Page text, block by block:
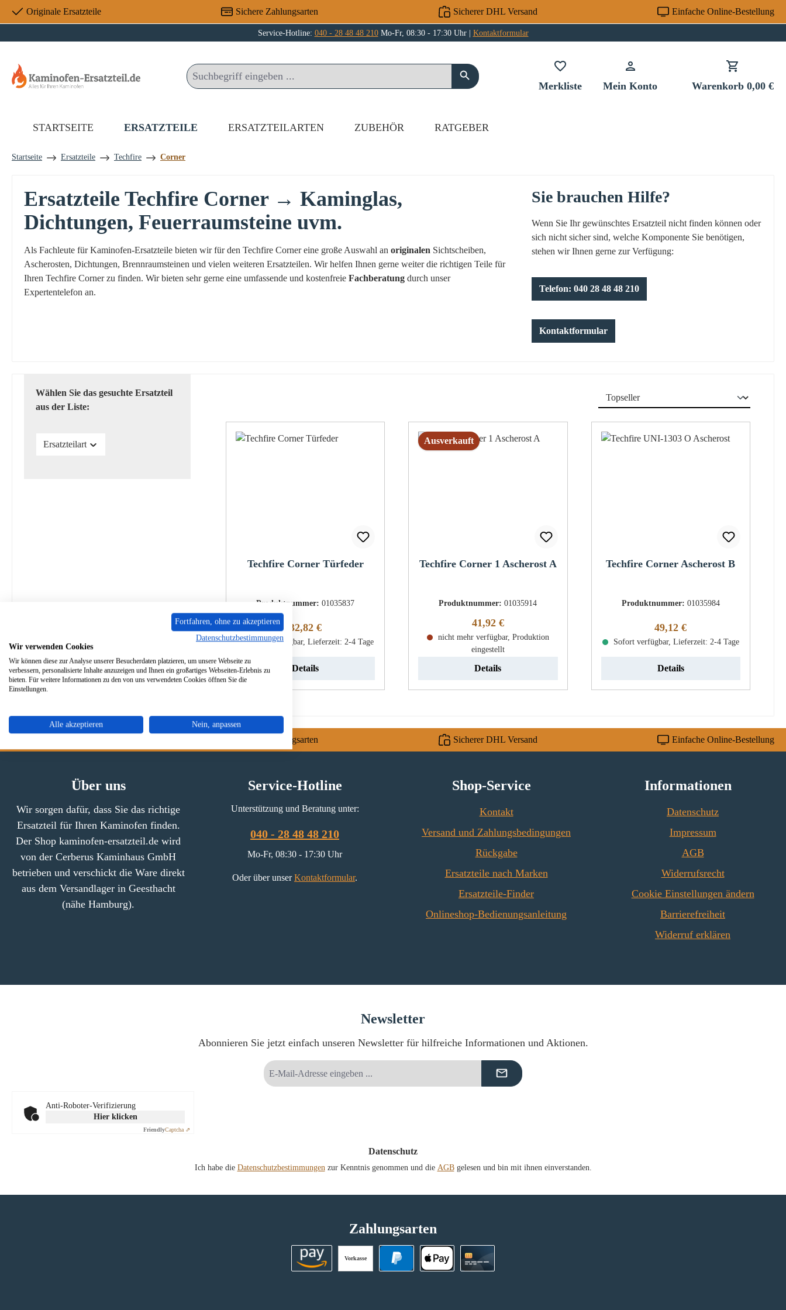
Hauptinhalt springen
Zur Suche springen
Zur Hauptnavigation springen
Originale Ersatzteile Sichere Zahlungsarten Sicherer DHL Versand Einfache Online-Bestellung
Service-Hotline: 040 - 28 48 48 210Mo-Fr, 08:30 - 17:30 Uhr | Kontaktformular
MerklisteDu hast 0 Produkte auf dem Merkzettel
Mein Konto Warenkorb 0,00 €
STARTSEITE ERSATZTEILE ERSATZTEILARTEN ZUBEHÖR RATGEBER
Startseite Ersatzteile Techfire Corner
Ersatzteile Techfire Corner → Kaminglas,
Dichtungen, Feuerraumsteine uvm.
Als Fachleute für Kaminofen-Ersatzteile bieten wir für den Techfire Corner eine große Auswahl an originalen Sichtscheiben,
Ascherosten, Dichtungen, Brennraumsteinen und vielen weiteren Ersatzteilen. Wir helfen Ihnen gerne weiter die richtigen Teile für
Ihren Techfire Corner zu finden. Wir bieten sehr gerne eine umfassende und kostenfreie Fachberatung durch unser
Expertentelefon an.
Sie brauchen Hilfe?
Wenn Sie Ihr gewünschtes Ersatzteil nicht finden können oder
sich nicht sicher sind, welche Komponente Sie benötigen,
stehen wir Ihnen gerne zur Verfügung:
Telefon: 040 28 48 48 210
Kontaktformular
Wählen Sie das gesuchte Ersatzteil
aus der Liste:
Ersatzteilart
Techfire Corner Türfeder
Produktnummer:01035837
Regulärer Preis:
32,82 €
Sofort verfügbar, Lieferzeit: 2-4 Tage
Details
Ausverkauft
Techfire Corner 1 Ascherost A
Produktnummer:01035914
Regulärer Preis:
41,92 €
nicht mehr verfügbar, Produktion
eingestellt
Details
Techfire Corner Ascherost B
Produktnummer: 01035984
Regulärer Preis:
49,12 €
Sofort verfügbar, Lieferzeit: 2-4 Tage
Details
Sichere Zahlungsarten Sicherer DHL Versand Einfache Online-Bestellung
Über uns
Wir sorgen dafür, dass Sie das richtige
Ersatzteil für Ihren Kaminofen finden.
Der Shop kaminofen-ersatzteil.de wird
von der Cerberus Kaminhaus GmbH
betrieben und verschickt die Ware direkt
aus dem Versandlager in Geesthacht
(nähe Hamburg).
Service-Hotline
Unterstützung und Beratung unter:
040 - 28 48 48 210
Mo-Fr, 08:30 - 17:30 Uhr
Oder über unserKontaktformular.
Shop-Service
Kontakt
Versand und Zahlungsbedingungen
Rückgabe
Ersatzteile nach Marken
Ersatzteile-Finder
Onlineshop-Bedienungsanleitung
Informationen
Datenschutz
Impressum
AGB
Widerrufsrecht
Cookie Einstellungen ändern
Barrierefreiheit
Widerruf erklären
Newsletter
Abonnieren Sie jetzt einfach unseren Newsletter für hilfreiche Informationen und Aktionen.
E-
Mail-
Anti-Roboter-Verifizierung
Hier klicken
FriendlyCaptcha ⇗
Datenschutz
Ich habe die Datenschutzbestimmungenzur Kenntnis genommen und die AGBgelesen und bin mit ihnen einverstanden.
Zahlungsarten
Vorkasse
Fortfahren, ohne zu akzeptieren
Datenschutzbestimmungen
Wir verwenden Cookies
Wir können diese zur Analyse unserer Besucherdaten platzieren, um unsere Webseite zu
verbessern, personalisierte Inhalte anzuzeigen und Ihnen ein großartiges Webseiten-Erlebnis zu
bieten. Für weitere Informationen zu den von uns verwendeten Cookies öffnen Sie die
Einstellungen.
Alle akzeptieren Nein, anpassen